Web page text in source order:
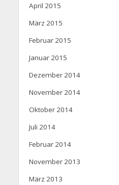
April 2015
März 2015
Februar 2015
Januar 2015
Dezember 2014
November 2014
Oktober 2014
Juli 2014
Februar 2014
November 2013
März 2013